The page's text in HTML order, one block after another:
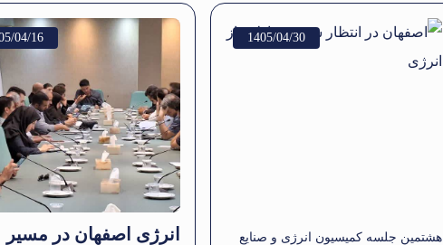
1405/04/30
هشتمین جلسه کمیسیون انرژی و صنایع
04/16
انرژی اصفهان در مسیر